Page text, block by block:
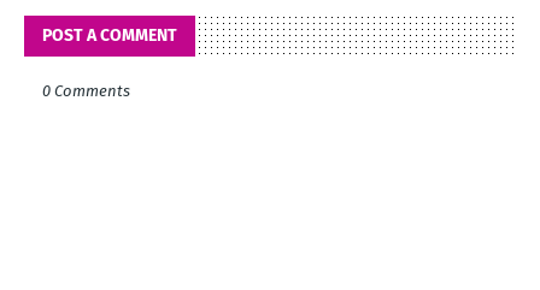
POST A COMMENT
0 Comments